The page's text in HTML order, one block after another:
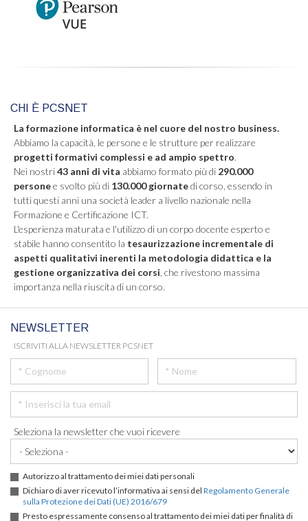
CHI È PCSNET
La formazione informatica è nel cuore del nostro business.
Abbiamo la capacità, le persone e le strutture per realizzare
progetti formativi complessi e ad ampio spettro.
Nei nostri43 anni di vita abbiamo formato più di 290.000
personee svolto più di 130.000 giornatedi corso, essendo in
tutti questi anni una società leader a livello nazionale nella
Formazione e Certificazione ICT.
L'esperienza maturata e l'utilizzo di un corpo docente esperto e
stabile hanno consentito la tesaurizzazione incrementale di
aspetti qualitativi inerenti la metodologia didattica e la
gestione organizzativa dei corsi , che rivestono massima
importanza nella riuscita di un corso.
NEWSLETTER
ISCRIVITI ALLA NEWSLETTER PCSNET
Seleziona la newsletter che vuoi ricevere
Autorizzo al trattamento dei miei dati personali
Dichiaro di aver ricevuto l’informativa ai sensi del Regolamento Generale
sulla Protezione dei Dati (UE) 2016/679
Presto espressamente consenso al trattamento dei miei dati per finalità di